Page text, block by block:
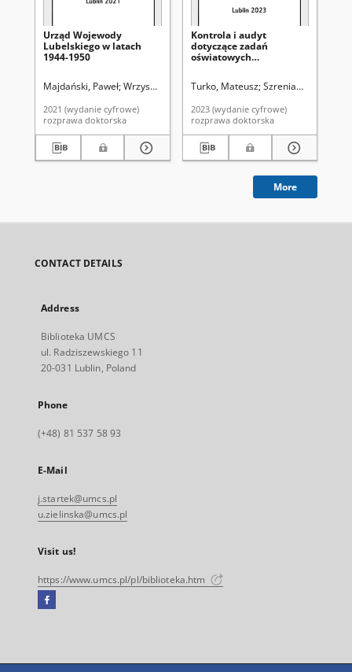
Urząd Wojewody
Lubelskiego w latach
1944-1950
Majdański, Paweł Wrzyszcz, Andrzej. Promotor
2021 (wydanie cyfrowe)
rozprawa doktorska
Kontrola i audyt
dotyczące zadań
oświatowych
powiatu
Turko, Mateusz Szreniawski, Piotr.
2023 (wydanie cyfrowe)
rozprawa doktorska
More
CONTACT DETAILS
Address
Biblioteka UMCS
ul. Radziszewskiego 11
20-031 Lublin, Poland
Phone
(+48) 81 537 58 93
E-Mail
j.startek@umcs.pl
u.zielinska@umcs.pl
Visit us!
https://www.umcs.pl/pl/biblioteka.htm
Facebook
open